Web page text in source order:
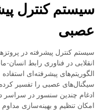
سیستم کنترل
عصبی
سیستم کنترل پیشرفته در
انقلابی در فناوری رابط
الگوریتم‌های پیشرفته‌ای
سیگنال‌های عصبی را تفسیر
ادغام چندین سنسور در سراسر
امکان تنظیم و بهینه‌سازی